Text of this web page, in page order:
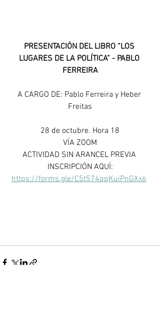
PRESENTACIÓN DEL LIBRO “LOS
LUGARES DE LA POLÍTICA” - PABLO
FERREIRA
A CARGO DE: Pablo Ferreira y Heber
Freitas
28 de octubre. Hora 18
VÍA ZOOM
ACTIVIDAD SIN ARANCEL PREVIA
INSCRIPCIÓN AQUÍ:
https://forms.gle/C5t574qqKuiPnGXx6